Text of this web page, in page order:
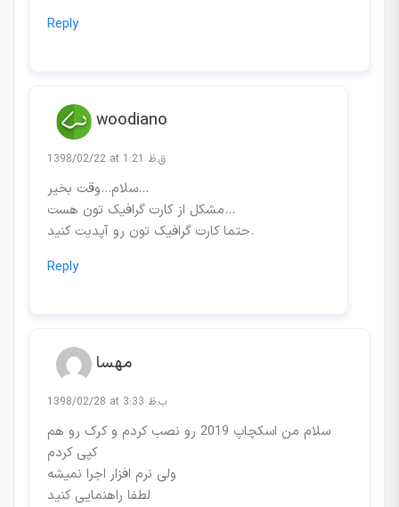
Reply
woodiano
1398/02/22 at 1:21 ق.ظ
سلام…وقت بخیر…
مشکل از کارت گرافیک تون هست…
حتما کارت گرافیک تون رو آپدیت کنید.
Reply
مهسا
1398/02/28 at 3:33 ب.ظ
سلام من اسکچاپ 2019 رو نصب کردم و کرک رو هم
کپی کردم
ولی نرم افزار اجرا نمیشه
لطفا راهنمایی کنید